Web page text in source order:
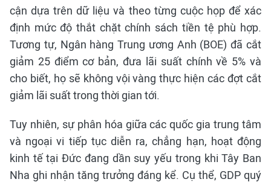
cận dựa trên dữ liệu và theo từng cuộc họp để xác
định mức độ thắt chặt chính sách tiền tệ phù hợp.
Tương tự, Ngân hàng Trung ương Anh (BOE) đã cắt
giảm 25 điểm cơ bản, đưa lãi suất chính về 5% và
cho biết, họ sẽ không vội vàng thực hiện các đợt cắt
giảm lãi suất trong thời gian tới.
Tuy nhiên, sự phân hóa giữa các quốc gia trung tâm
và ngoại vi tiếp tục diễn ra, chẳng hạn, hoạt động
kinh tế tại Đức đang dần suy yếu trong khi Tây Ban
Nha ghi nhận tăng trưởng đáng kể. Cụ thể, GDP quý